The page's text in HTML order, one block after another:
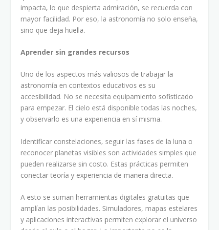
impacta, lo que despierta admiración, se recuerda con
mayor facilidad. Por eso, la astronomía no solo enseña,
sino que deja huella.
Aprender sin grandes recursos
Uno de los aspectos más valiosos de trabajar la
astronomía en contextos educativos es su
accesibilidad. No se necesita equipamiento sofisticado
para empezar. El cielo está disponible todas las noches,
y observarlo es una experiencia en sí misma.
Identificar constelaciones, seguir las fases de la luna o
reconocer planetas visibles son actividades simples que
pueden realizarse sin costo. Estas prácticas permiten
conectar teoría y experiencia de manera directa.
A esto se suman herramientas digitales gratuitas que
amplían las posibilidades. Simuladores, mapas estelares
y aplicaciones interactivas permiten explorar el universo